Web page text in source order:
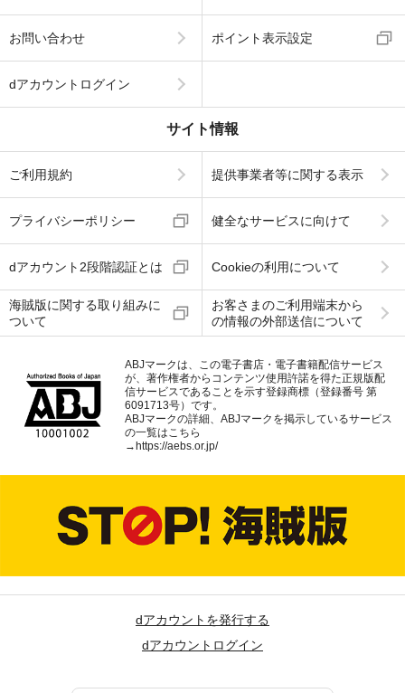
お問い合わせ ポイント表示設定
dアカウントログイン
サイト情報
ご利用規約 提供事業者等に関する表示
プライバシーポリシー 健全なサービスに向けて
dアカウント2段階認証とは Cookieの利用について
海賊版に関する取り組みに
ついて
お客さまのご利用端末から
の情報の外部送信について
ABJマークは、この電子書店・電子書籍配信サービス
が、著作権者からコンテンツ使用許諾を得た正規版配
信サービスであることを示す登録商標（登録番号 第
6091713号）です。
ABJマークの詳細、ABJマークを掲示しているサービス
の一覧はこちら
→ https://aebs.or.jp/
dアカウントを発行する
dアカウントログイン